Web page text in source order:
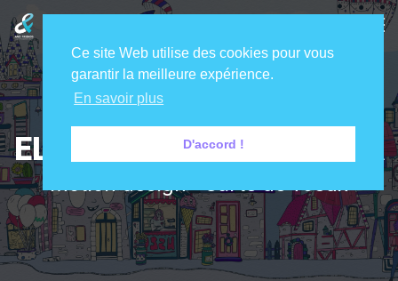
ELLY OLDMAN & NEOTOA
Motion design - Carte de voeux
Ce site Web utilise des cookies pour vous
garantir la meilleure expérience.
En savoir plus
D'accord !